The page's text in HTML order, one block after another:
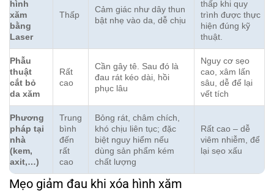
hình
xăm
bằng
Laser
Thấp
Cảm giác như dây thun
bật nhẹ vào da, dễ chịu
thấp khi quy
trình được thực
hiện đúng kỹ
thuật.
Phẫu
thuật
cắt bỏ
da xăm
Rất
cao
Cần gây tê. Sau đó là
đau rát kéo dài, hồi
phục lâu
Nguy cơ sẹo
cao, xâm lấn
sâu, dễ để lại
vết tích
Phương
pháp tại
nhà
(kem,
axit,…)
Trung
bình
đến
rất
cao
Bỏng rát, châm chích,
khó chịu liên tục; đặc
biệt nguy hiểm nếu
dùng sản phẩm kém
chất lượng
Rất cao – dễ
viêm nhiễm, để
lại sẹo xấu
Mẹo giảm đau khi xóa hình xăm